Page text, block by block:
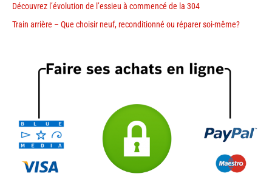
Découvrez l’évolution de l’essieu à commencé de la 304
Train arrière – Que choisir neuf, reconditionné ou réparer soi-même?